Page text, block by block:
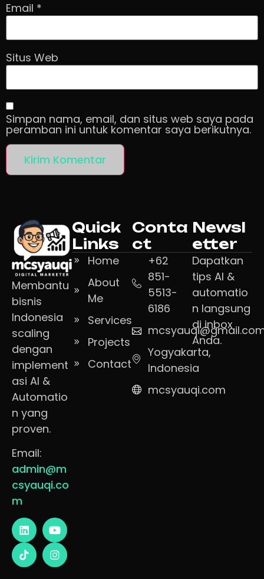
Email *
Situs Web
Simpan nama, email, dan situs web saya pada
peramban ini untuk komentar saya berikutnya.
Membantu
bisnis
Indonesia
scaling
dengan
implement
asi AI &
Automatio
n yang
proven.
Email:
admin@m
csyauqi.co
m
Quick
Links
Home
About
Me
Services
Projects
Contact
Conta
ct
+62
851-
5513-
6186
Yogyakarta,
Indonesia
mcsyauqi.com
Newsl
etter
Dapatkan
tips AI &
automatio
n langsung
di inbox
Anda.